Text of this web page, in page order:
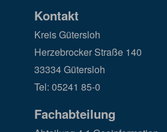
Kontakt
Kreis Gütersloh
Herzebrocker Straße 140
33334 Gütersloh
Tel: 05241 85-0
Fachabteilung